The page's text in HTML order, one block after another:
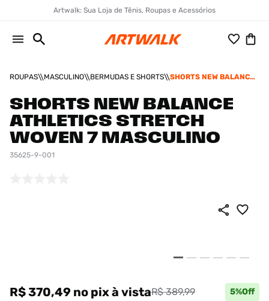
Artwalk: Sua Loja de Tênis, Roupas e Acessórios
ROUPAS MASCULINO BERMUDAS E SHORTS
SHORTS NEW BALANCE
WOVEN 7 MASCULINO
SHORTS NEW BALANCE
ATHLETICS STRETCH
WOVEN 7 MASCULINO
35625-9-001
R$ 370,49 no pixà vistaR$ 389,99 5%Off